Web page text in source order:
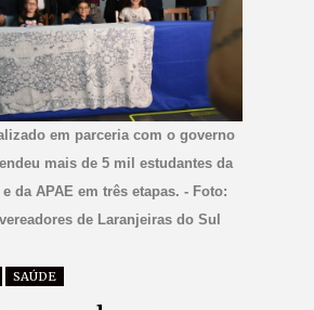
em parceria com o governo
mais de 5 mil estudantes da
da APAE em três etapas. - Foto:
de Laranjeiras do Sul
SAÚDE